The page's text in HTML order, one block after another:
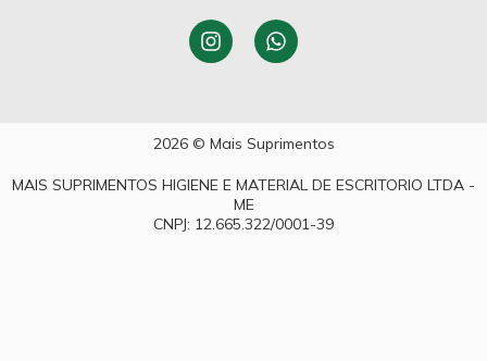
2026 © Mais Suprimentos
MAIS SUPRIMENTOS HIGIENE E MATERIAL DE ESCRITORIO LTDA -
ME
CNPJ: 12.665.322/0001-39